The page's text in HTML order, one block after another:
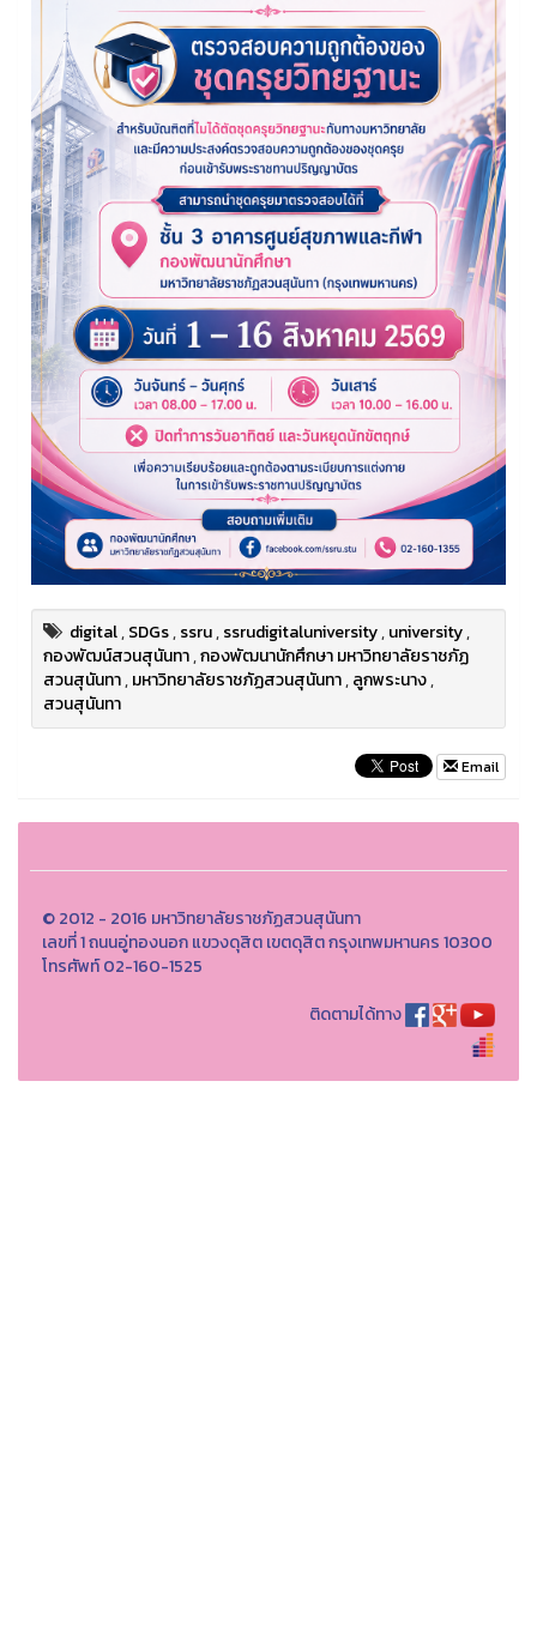
digital,SDGs,ssru,ssrudigitaluniversity,university,
กองพัฒน์สวนสุนันทา,กองพัฒนานักศึกษา มหาวิทยาลัยราชภัฏ
สวนสุนันทา,มหาวิทยาลัยราชภัฏสวนสุนันทา,ลูกพระนาง,
สวนสุนันทา
Email
© 2012 - 2016 มหาวิทยาลัยราชภัฏสวนสุนันทา
เลขที่ 1 ถนนอู่ทองนอก แขวงดุสิต เขตดุสิต กรุงเทพมหานคร 10300
โทรศัพท์ 02-160-1525
ติดตามได้ทาง